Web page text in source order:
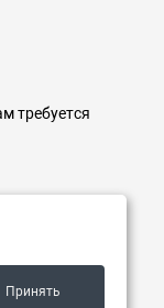
требуется
7
Принять